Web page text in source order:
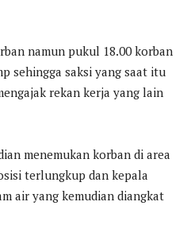
namun pukul 18.00 korban
sehingga saksi yang saat itu
rekan kerja yang lain
menemukan korban di area
terlungkup dan kepala
air yang kemudian diangkat